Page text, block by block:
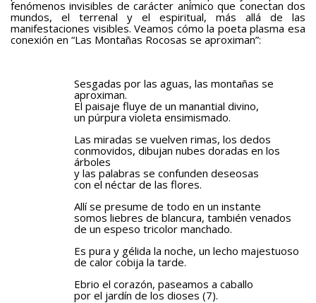
fenómenos invisibles de carácter anímico que conectan dos
mundos, el terrenal y el espiritual, más allá de las
manifestaciones visibles. Veamos cómo la poeta plasma esa
conexión en “Las Montañas Rocosas se aproximan”:
Sesgadas por las aguas, las montañas se
aproximan.
El paisaje fluye de un manantial divino,
un púrpura violeta ensimismado.
Las miradas se vuelven rimas, los dedos
conmovidos, dibujan nubes doradas en los
árboles
y las palabras se confunden deseosas
con el néctar de las flores.
Allí se presume de todo en un instante
somos liebres de blancura, también venados
de un espeso tricolor manchado.
Es pura y gélida la noche, un lecho majestuoso
de calor cobija la tarde.
Ebrio el corazón, paseamos a caballo
por el jardín de los dioses (7).